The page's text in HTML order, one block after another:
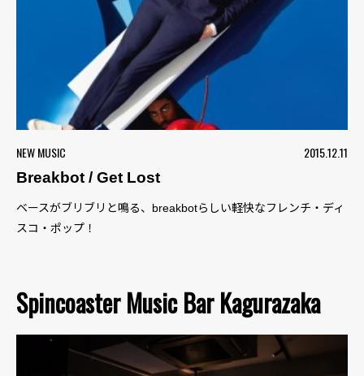
NEW MUSIC
2015.12.11
Breakbot / Get Lost
ベースがブリブリと鳴る、breakbotらしい軽快なフレンチ・ディ
スコ・ポップ！
Spincoaster Music Bar Kagurazaka